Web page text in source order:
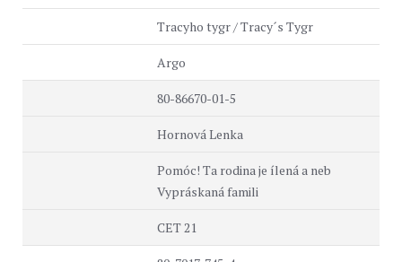
Tracyho tygr / Tracy´s Tygr
Argo
80-86670-01-5
Hornová Lenka
Pomóc! Ta rodina je ílená a neb
Vypráskaná famili
CET 21